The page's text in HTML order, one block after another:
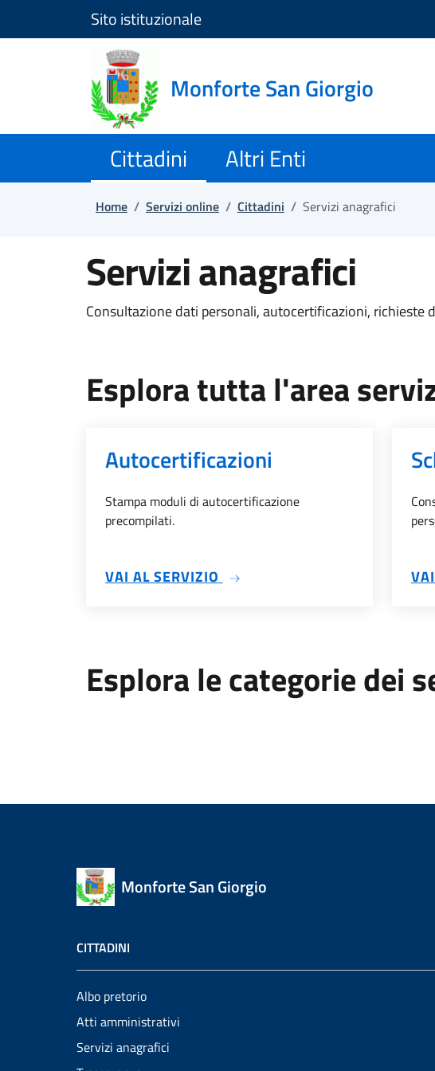
Salta e vai al contenuto
Salta e vai al footer
Sito istituzionale
Monforte San Giorgio
Cittadini Altri Enti
Home / Servizi online / Cittadini / Servizi anagrafici
Servizi anagrafici
Consultazione dati personali, autocertificazioni, richieste
Esplora tutta l'area
Autocertificazioni
Stampa moduli di autocertificazione
precompilati.
VAI AL SERVIZIO SU AUTOCERTIFICAZIONI
Esplora le categorie dei
Monforte San Giorgio
CITTADINI
Albo pretorio
Atti amministrativi
Servizi anagrafici